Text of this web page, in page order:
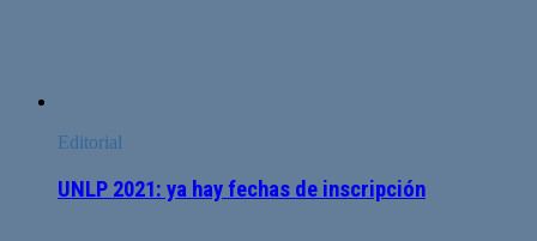
Editorial
UNLP 2021: ya hay fechas de inscripción